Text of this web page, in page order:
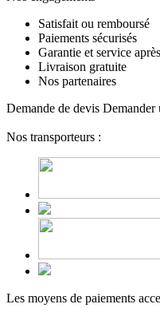
Satisfait ou remboursé
Paiements sécurisés
Garantie et service
Livraison gratuite
Nos partenaires
Demande de devis Demander
Nos transporteurs :
Les moyens de paiements